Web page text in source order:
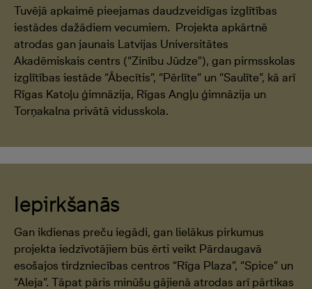
Tuvējā apkaimē pieejamas daudzveidīgas izglītības
iestādes dažādiem vecumiem. Projekta apkārtnē
atrodas gan jaunais Latvijas Universitātes
Akadēmiskais centrs (“Zinību Jūdze"), gan pirmsskolas
izglītības iestāde “Ābecītis”, “Pērlīte” un “Saulīte”, kā arī
Rīgas Katoļu ģimnāzija, Rīgas Angļu ģimnāzija un
Torņakalna privātā vidusskola.
Iepirkšanās
Gan ikdienas preču iegādi, gan lielākus pirkumus
projekta iedzīvotājiem būs ērti veikt Pārdaugavā
esošajos tirdzniecības centros “Rīga Plaza”, “Spice” un
“Aleja”. Tāpat pāris minūšu gājienā atrodas arī pārtikas